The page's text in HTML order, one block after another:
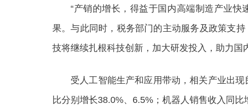
“产销的增长，得益于国内高端制造产业快
果。与此同时，税务部门的主动服务及政策支
技将继续扎根科技创新，加大研发投入，助力国
受人工智能生产和应用带动，相关产业出现
比分别增长38.0%、6.5%；机器人销售收入同比